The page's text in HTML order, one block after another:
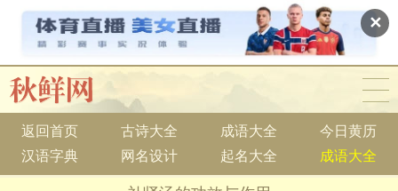
✕
返回首页 古诗大全 成语大全
今日黄历
汉语字典
网名设计 起名大全 成语大全